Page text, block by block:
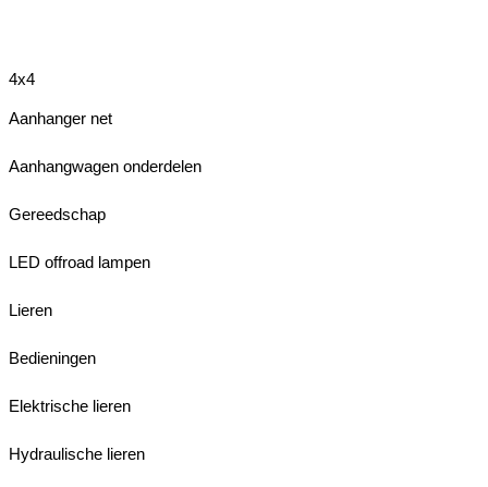
4x4
Aanhanger net
Aanhangwagen onderdelen
Gereedschap
LED offroad lampen
Lieren
Bedieningen
Elektrische lieren
Hydraulische lieren